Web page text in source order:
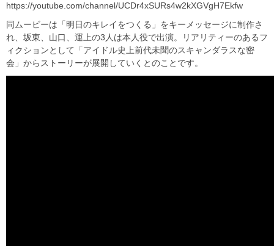
https://youtube.com/channel/UCDr4xSURs4w2kXGVgH7Ekfw
同ムービーは「明日のキレイをつくる」をキーメッセージに制作さ
れ、坂東、山口、運上の3人は本人役で出演。リアリティーのあるフ
ィクションとして「アイドル史上前代未聞のスキャンダラスな密
会」からストーリーが展開していくとのことです。